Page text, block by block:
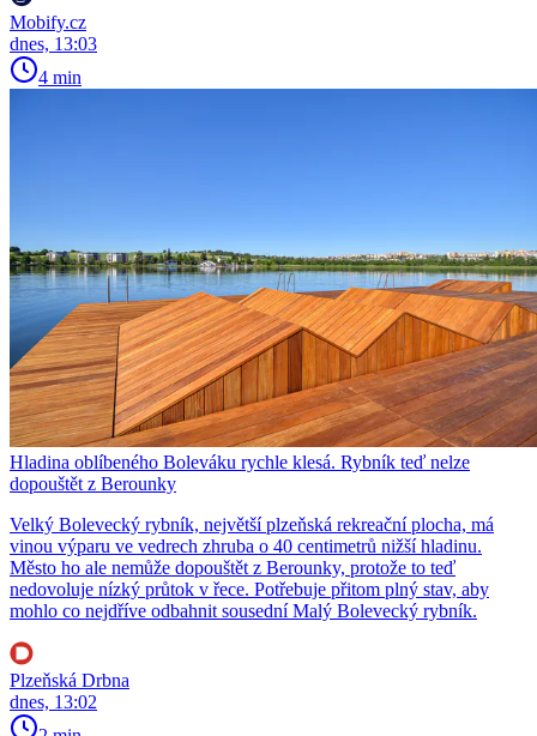
Mobify.cz
dnes, 13:03
4 min
Hladina oblíbeného Boleváku rychle klesá. Rybník teď nelze
dopouštět z Berounky
Velký Bolevecký rybník, největší plzeňská rekreační plocha, má
vinou výparu ve vedrech zhruba o 40 centimetrů nižší hladinu.
Město ho ale nemůže dopouštět z Berounky, protože to teď
nedovoluje nízký průtok v řece. Potřebuje přitom plný stav, aby
mohlo co nejdříve odbahnit sousední Malý Bolevecký rybník.
Plzeňská Drbna
dnes, 13:02